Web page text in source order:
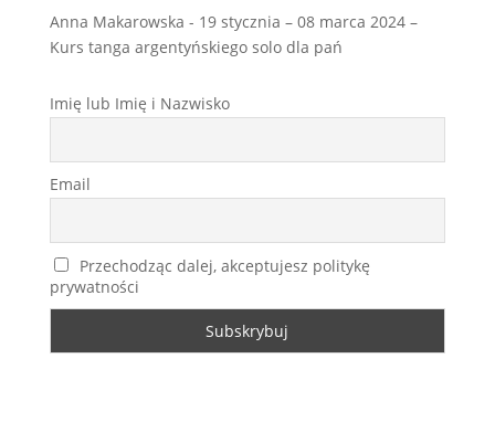
Anna Makarowska - 19 stycznia – 08 marca 2024 –
Kurs tanga argentyńskiego solo dla pań
Imię lub Imię i Nazwisko
Email
Przechodząc dalej, akceptujesz politykę
prywatności